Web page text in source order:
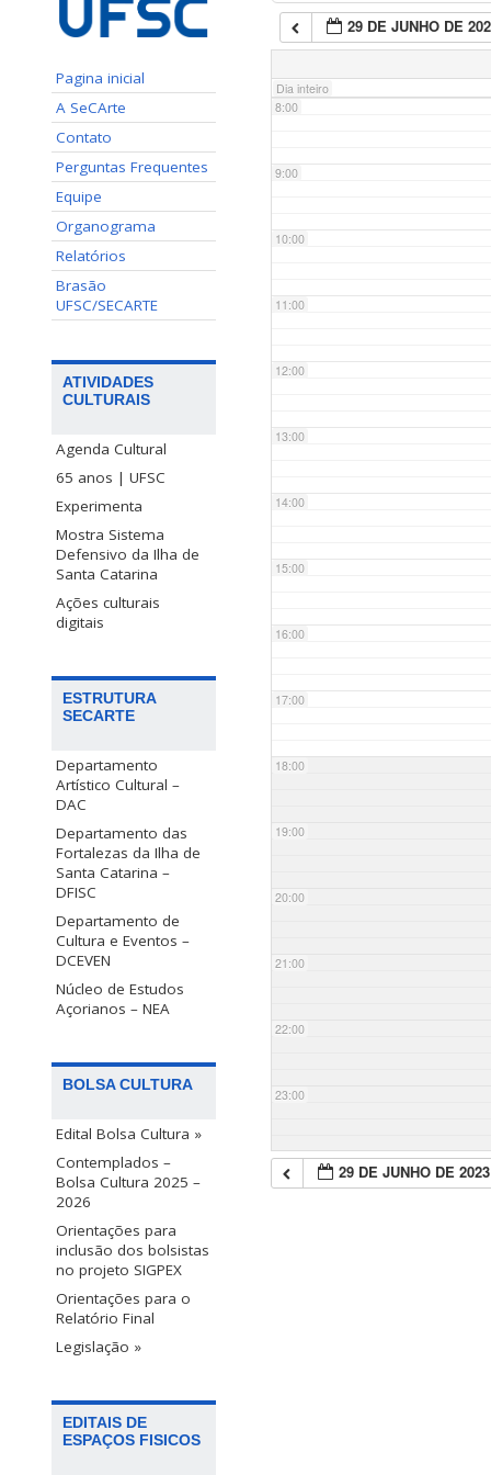
Pagina inicial
A SeCArte
Contato
Perguntas Frequentes
Equipe
Organograma
Relatórios
Brasão
UFSC/SECARTE
ATIVIDADES
CULTURAIS
Agenda Cultural
65 anos | UFSC
Experimenta
Mostra Sistema
Defensivo da Ilha de
Santa Catarina
Ações culturais
digitais
ESTRUTURA
SECARTE
Departamento
Artístico Cultural –
DAC
Departamento das
Fortalezas da Ilha de
Santa Catarina –
DFISC
Departamento de
Cultura e Eventos –
DCEVEN
Núcleo de Estudos
Açorianos – NEA
BOLSA CULTURA
Edital Bolsa Cultura »
Contemplados –
Bolsa Cultura 2025 –
2026
Orientações para
inclusão dos bolsistas
no projeto SIGPEX
Orientações para o
Relatório Final
Legislação »
EDITAIS DE
ESPAÇOS FISICOS
29 DE JUNHO DE
Dia inteiro
7:00
8:00
9:00
10:00
11:00
12:00
13:00
14:00
15:00
16:00
17:00
18:00
19:00
20:00
21:00
22:00
23:00
29 DE JUNHO DE 2023